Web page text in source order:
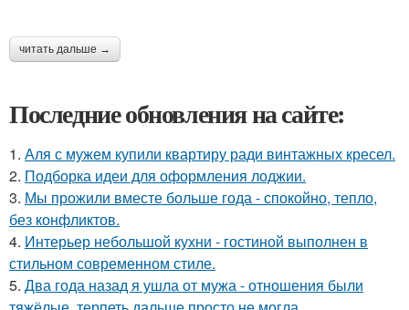
читать дальше →
Последние обновления на сайте:
1. Аля с мужем купили квартиру ради винтажных кресел.
2. Подборка идеи для оформления лоджии.
3. Мы прожили вместе больше года - спокойно, тепло,
без конфликтов.
4. Интерьер небольшой кухни - гостиной выполнен в
стильном современном стиле.
5. Два года назад я ушла от мужа - отношения были